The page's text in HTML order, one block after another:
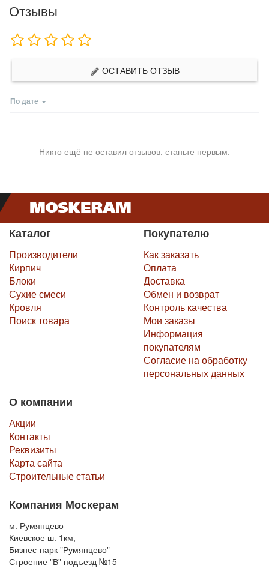
Отзывы
ОСТАВИТЬ ОТЗЫВ
По дате
Никто ещё не оставил отзывов, станьте первым.
Каталог
Производители
Кирпич
Блоки
Сухие смеси
Кровля
Поиск товара
Покупателю
Как заказать
Оплата
Доставка
Обмен и возврат
Контроль качества
Мои заказы
Информация
покупателям
Согласие на обработку
персональных данных
О компании
Акции
Контакты
Реквизиты
Карта сайта
Строительные статьи
Компания Москерам
м. Румянцево
Киевское ш. 1км,
Бизнес-парк "Румянцево"
Строение "В" подъезд №15